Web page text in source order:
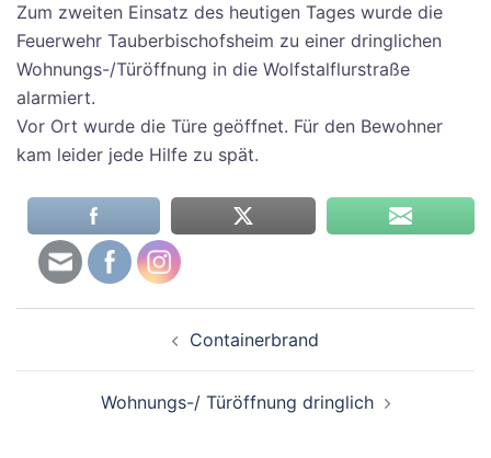
Zum zweiten Einsatz des heutigen Tages wurde die
Feuerwehr Tauberbischofsheim zu einer dringlichen
Wohnungs-/Türöffnung in die Wolfstalflurstraße
alarmiert.
Vor Ort wurde die Türe geöffnet. Für den Bewohner
kam leider jede Hilfe zu spät.
Containerbrand
Wohnungs-/ Türöffnung dringlich